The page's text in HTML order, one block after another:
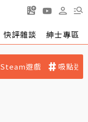
快評雜談 紳士專區
Steam遊戲 吸點迷